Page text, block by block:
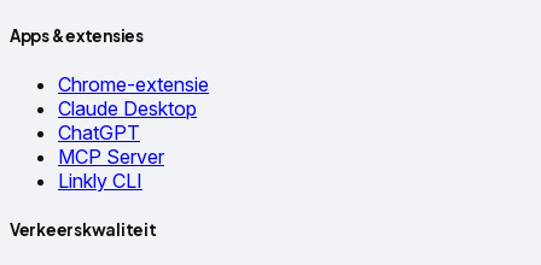
Apps & extensies
Chrome-extensie
Claude Desktop
ChatGPT
MCP Server
Linkly CLI
Verkeerskwaliteit